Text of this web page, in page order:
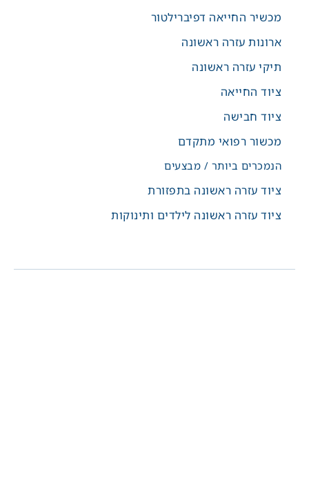
מכשיר החייאה דפיברילטור
ארונות עזרה ראשונה
תיקי עזרה ראשונה
ציוד החייאה
ציוד חבישה
מכשור רפואי מתקדם
הנמכרים ביותר / מבצעים
ציוד עזרה ראשונה בתפזורת
ציוד עזרה ראשונה לילדים ותינוקות